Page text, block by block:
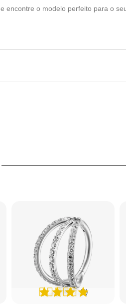
e encontre o modelo perfeito para o
(1)